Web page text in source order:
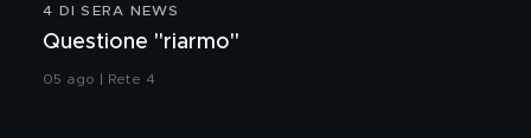
4 DI SERA NEWS
Questione "riarmo"
05 ago | Rete 4